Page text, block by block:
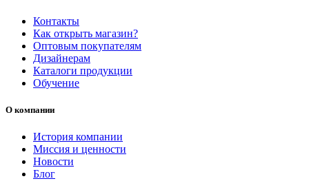
Контакты
Как открыть магазин?
Оптовым покупателям
Дизайнерам
Каталоги продукции
Обучение
О компании
История компании
Миссия и ценности
Новости
Блог